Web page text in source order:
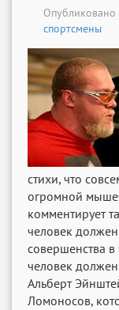
спортсмены
стихи, что
огромной
комментирует
человек должен
совершенства
человек
Альберт
Ломоносов,